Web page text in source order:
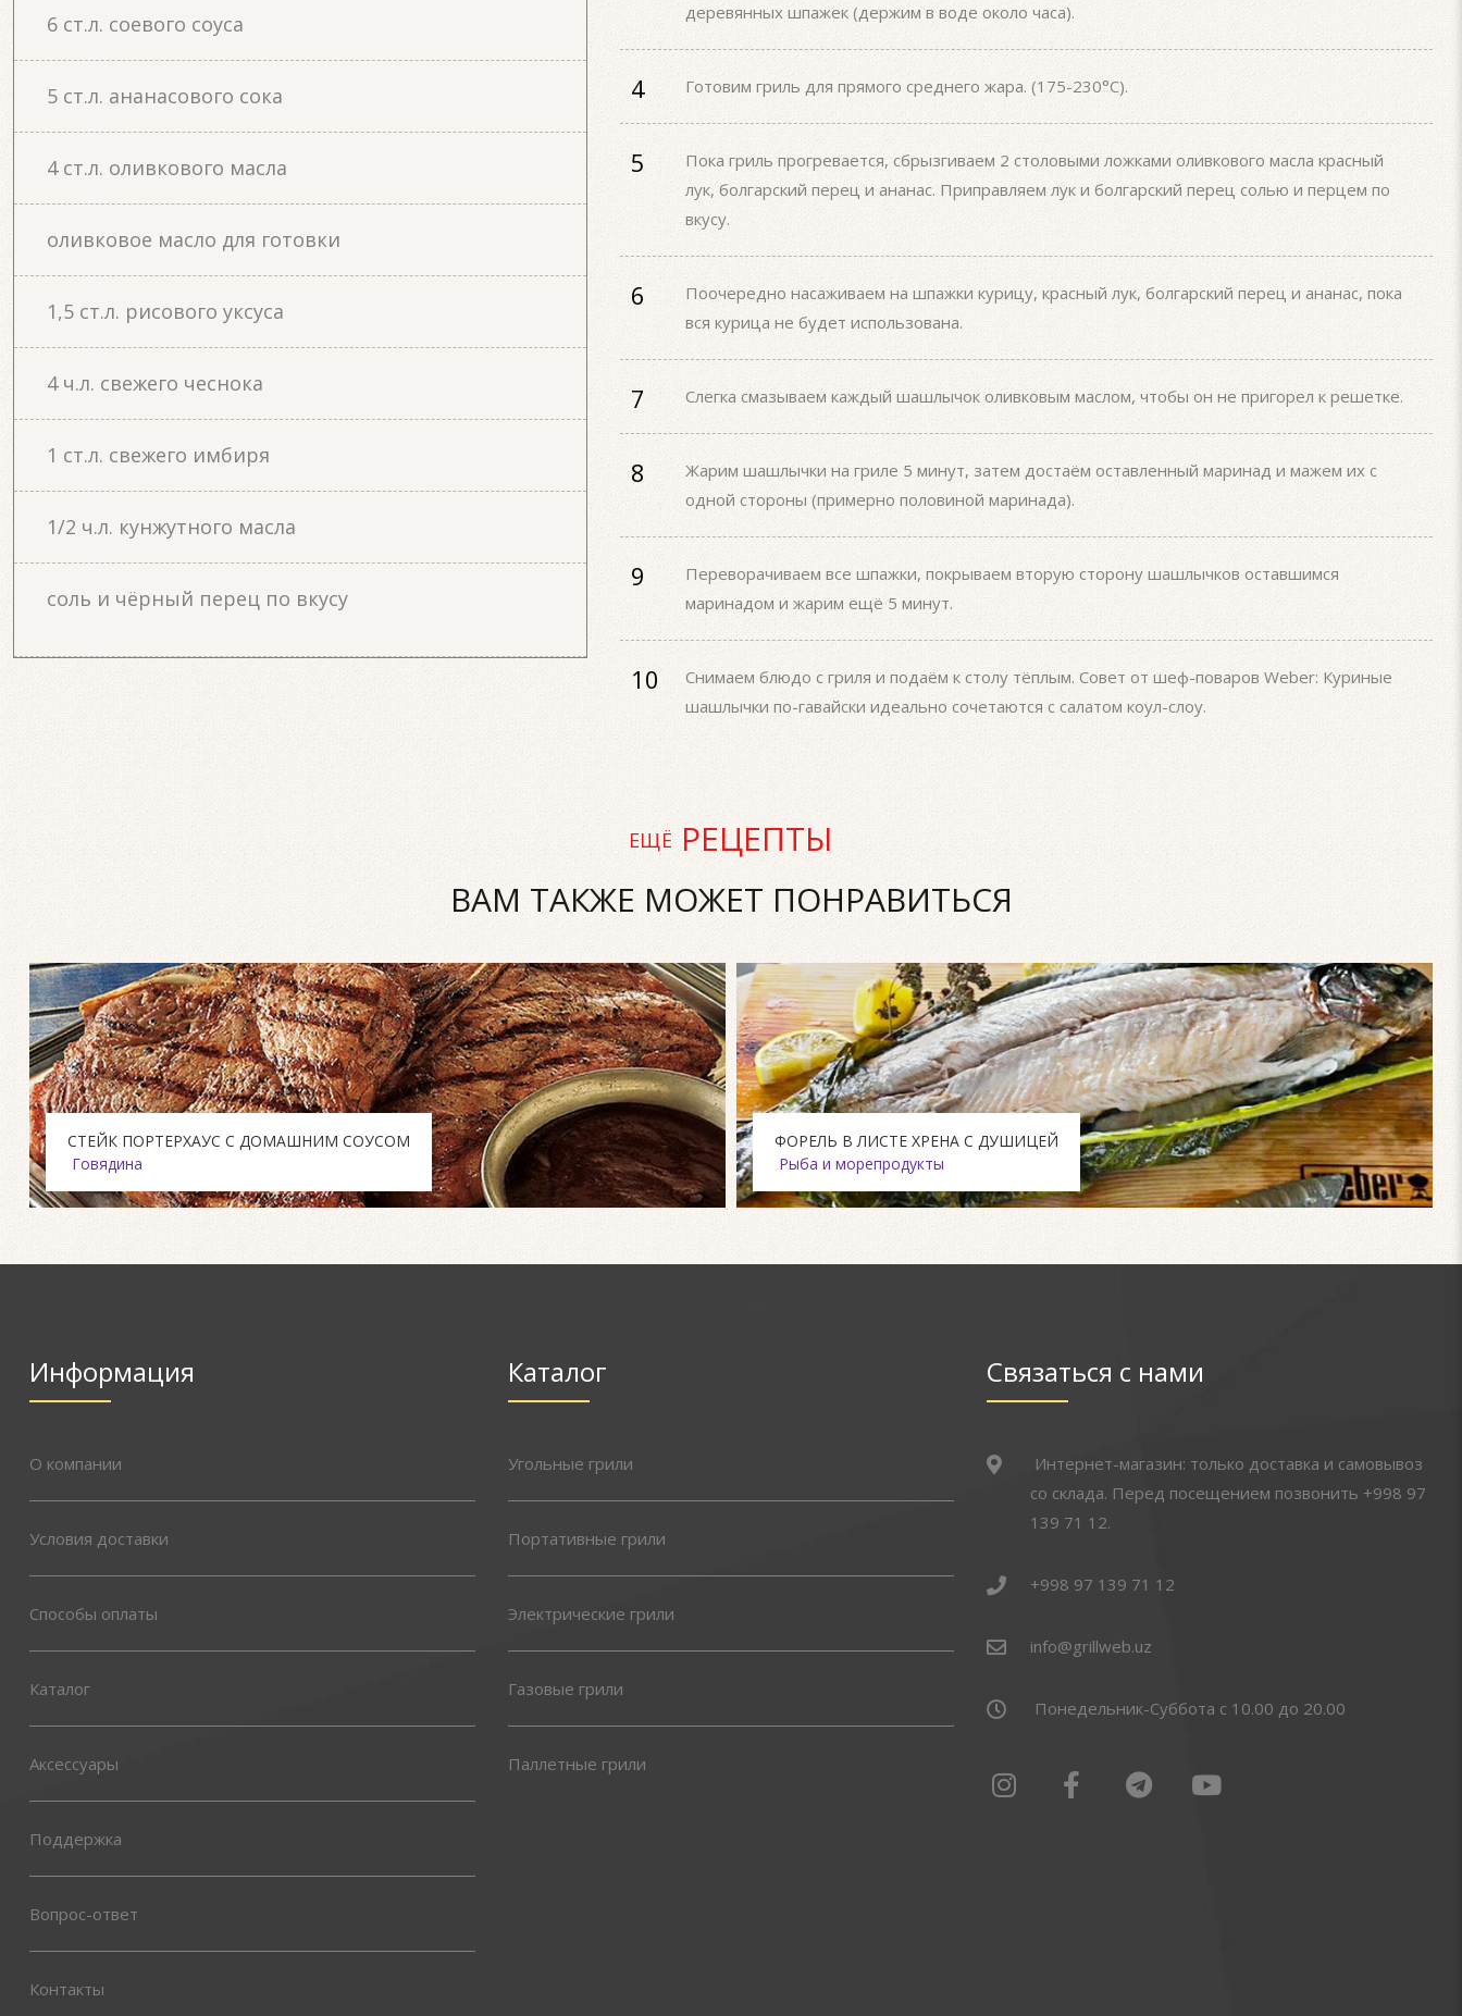
6 ст.л. соевого соуса
5 ст.л. ананасового сока
4 ст.л. оливкового масла
оливковое масло для готовки
1,5 ст.л. рисового уксуса
4 ч.л. свежего чеснока
1 ст.л. свежего имбиря
1/2 ч.л. кунжутного масла
соль и чёрный перец по вкусу
деревянных шпажек (держим в воде около часа).
Готовим гриль для прямого среднего жара. (175-230°C).
Пока гриль прогревается, сбрызгиваем 2 столовыми ложками оливкового масла красный
лук, болгарский перец и ананас. Приправляем лук и болгарский перец солью и перцем по
вкусу.
Поочередно насаживаем на шпажки курицу, красный лук, болгарский перец и ананас, пока
вся курица не будет использована.
Слегка смазываем каждый шашлычок оливковым маслом, чтобы он не пригорел к решетке.
Жарим шашлычки на гриле 5 минут, затем достаём оставленный маринад и мажем их с
одной стороны (примерно половиной маринада).
Переворачиваем все шпажки, покрываем вторую сторону шашлычков оставшимся
маринадом и жарим ещё 5 минут.
Снимаем блюдо с гриля и подаём к столу тёплым. Совет от шеф-поваров Weber: Куриные
шашлычки по-гавайски идеально сочетаются с салатом коул-слоу.
ЕЩЁ РЕЦЕПТЫ
ВАМ ТАКЖЕ МОЖЕТ ПОНРАВИТЬСЯ
СТЕЙК ПОРТЕРХАУС С ДОМАШНИМ СОУСОМ
Говядина
ФОРЕЛЬ В ЛИСТЕ ХРЕНА С ДУШИЦЕЙ
Рыба и морепродукты
Информация
О компании
Условия доставки
Способы оплаты
Каталог
Аксессуары
Поддержка
Вопрос-ответ
Контакты
Каталог
Угольные грили
Портативные грили
Электрические грили
Газовые грили
Паллетные грили
Связаться с нами
Интернет-магазин: только доставка и самовывоз
со склада. Перед посещением позвонить +998 97
139 71 12.
+998 97 139 71 12
info@grillweb.uz
Понедельник-Суббота с 10.00 до 20.00